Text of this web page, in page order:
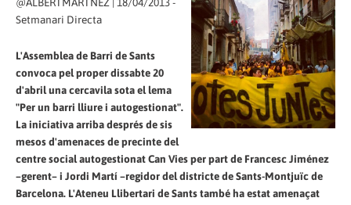
Setmanari Directa
L'Assemblea de Barri de Sants
convoca pel proper dissabte 20
d'abril una cercavila sota el lema
"Per un barri lliure i autogestionat".
La iniciativa arriba després de sis
mesos d'amenaces de precinte del
centre social autogestionat Can Vies per part de Francesc Jiménez
–gerent– i Jordi Martí –regidor del districte de Sants-Montjuïc de
Barcelona. L'Ateneu Llibertari de Sants també ha estat amenaçat